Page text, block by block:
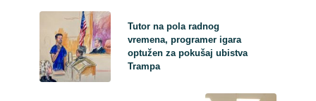
Tutor na pola radnog
vremena, programer igara
optužen za pokušaj ubistva
Trampa